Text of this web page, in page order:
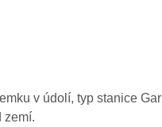
v údolí, typ stanice
zemí.